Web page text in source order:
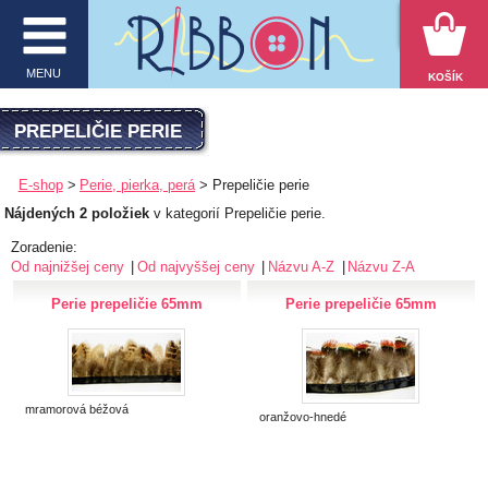
VYHĽADÁVANIE
MENU
O firme
E-shop
Inšpirácie
Obchodné podmienky
Ochrana osobných údajov
MENU KOŠÍK
PREPELIČIE PERIE
E-shop Perie, pierka, perá
Prepeličie perie
Nájdených 2 položiek v kategorií Prepeličie perie.
Zoradenie:
Od najnižšej ceny
Od najvyššej ceny Názvu A-Z Názvu Z-A
Perie prepeličie 65mm
mramorová béžová
Perie prepeličie 65mm
oranžovo-hnedé